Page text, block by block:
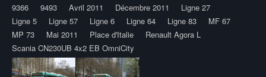
9366
9493 Avril 2011 Décembre 2011
Ligne 27
Ligne 5
Ligne 57 Ligne 6 Ligne 64 Ligne 83
MF 67
MP 73
Mai 2011 Place d'Italie
Renault Agora L
Scania CN230UB 4x2 EB OmniCity